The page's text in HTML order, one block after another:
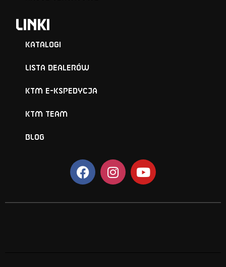
Linki
Katalogi
Lista Dealerów
KTM e-KSPEDYCJA
KTM TEAM
BLOG